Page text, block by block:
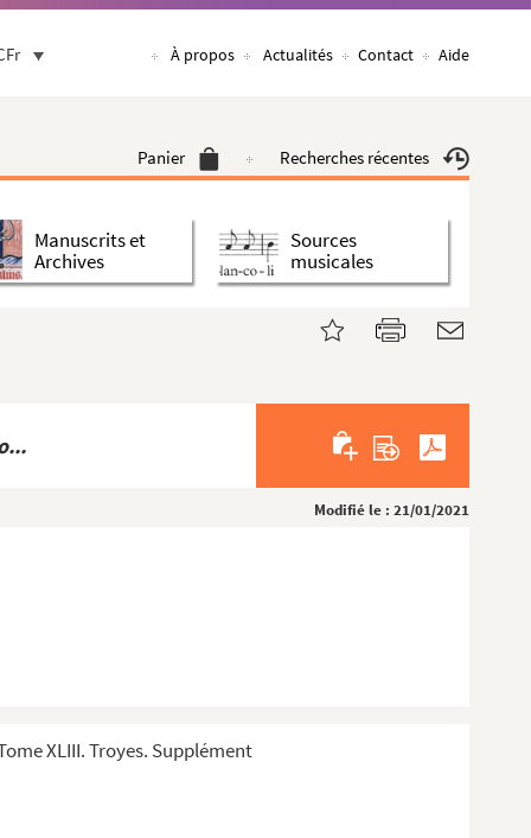
À propos Actualités Contact Aide
Panier Recherches récentes
Manuscrits et
Archives
Sources
musicales
Modifié le : 21/01/2021
XLIII. Troyes. Supplément